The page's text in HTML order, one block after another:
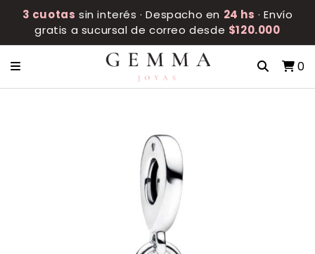
3 cuotas sin interés · Despacho en 24 hs · Envío
gratis a sucursal de correo desde $120.000
0